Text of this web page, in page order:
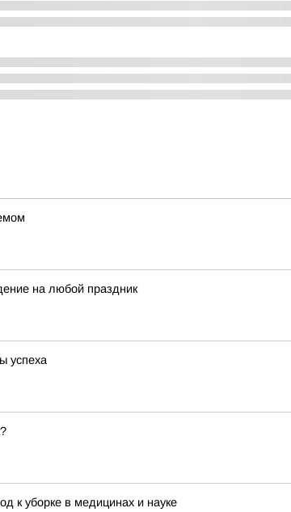
на любой праздник
успеха
к уборке в медицинах и науке